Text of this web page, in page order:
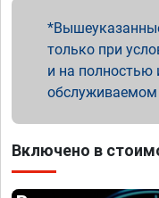
только при
и на полностью
Включено в